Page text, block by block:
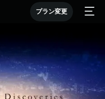
プラン変更